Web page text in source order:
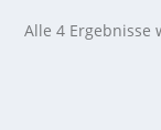
Alle 4 Ergebnisse